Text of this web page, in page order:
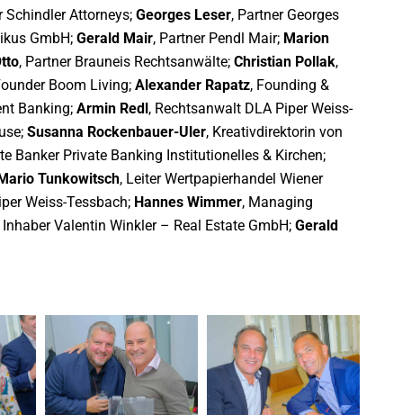
Schindler Attorneys; Georges Leser, Partner Georges
GmbH; Gerald Mair, Partner Pendl Mair; Marion
, Partner Brauneis Rechtsanwälte; Christian Pollak,
Boom Living; Alexander Rapatz, Founding &
Banking; Armin Redl, Rechtsanwalt DLA Piper Weiss-
Susanna Rockenbauer-Uler, Kreativdirektorin von
Banker Private Banking Institutionelles & Kirchen;
Tunkowitsch, Leiter Wertpapierhandel Wiener
Weiss-Tessbach; Hannes Wimmer, Managing
Inhaber Valentin Winkler – Real Estate GmbH; Gerald